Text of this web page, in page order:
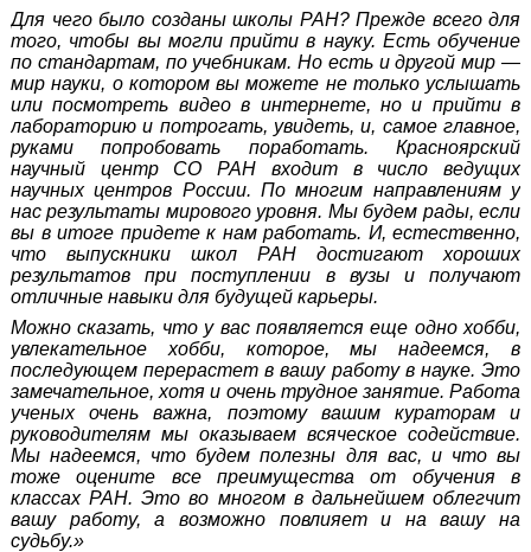
Для чего было созданы школы РАН? Прежде всего для
того, чтобы вы могли прийти в науку. Есть обучение
по стандартам, по учебникам. Но есть и другой мир —
мир науки, о котором вы можете не только услышать
или посмотреть видео в интернете, но и прийти в
лабораторию и потрогать, увидеть, и, самое главное,
руками попробовать поработать. Красноярский
научный центр СО РАН входит в число ведущих
научных центров России. По многим направлениям у
нас результаты мирового уровня. Мы будем рады, если
вы в итоге придете к нам работать. И, естественно,
что выпускники школ РАН достигают хороших
результатов при поступлении в вузы и получают
отличные навыки для будущей карьеры.
Можно сказать, что у вас появляется еще одно хобби,
увлекательное хобби, которое, мы надеемся, в
последующем перерастет в вашу работу в науке. Это
замечательное, хотя и очень трудное занятие. Работа
ученых очень важна, поэтому вашим кураторам и
руководителям мы оказываем всяческое содействие.
Мы надеемся, что будем полезны для вас, и что вы
тоже оцените все преимущества от обучения в
классах РАН. Это во многом в дальнейшем облегчит
вашу работу, а возможно повлияет и на вашу на
судьбу.»